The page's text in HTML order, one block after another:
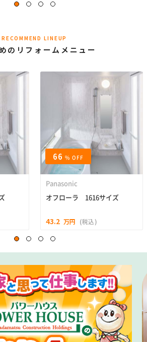
RECOMMEND LINEUP
のリフォームメニュー
66% OFF
Panasonic
オフローラ 1616サイズ
43.2 万円 (税込)